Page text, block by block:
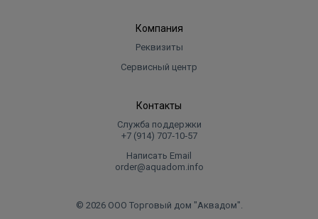
Компания
Реквизиты
Сервисный центр
Контакты
Служба поддержки
+7 (914) 707‑10‑57
Написать Email
order@aquadom.info
© 2026 ООО Торговый дом "Аквадом".